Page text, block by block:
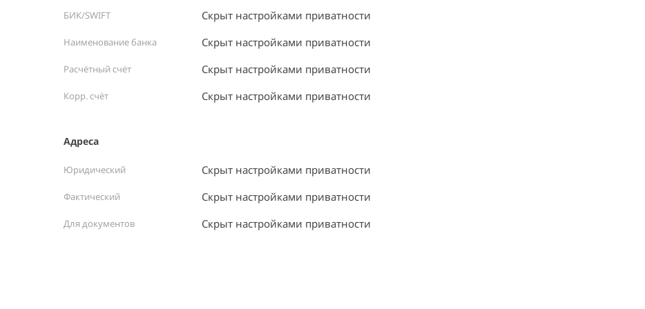
БИК/SWIFT Скрыт настройками приватности
Наименование банка Скрыт настройками приватности
Расчётный счёт Скрыт настройками приватности
Корр. счёт Скрыт настройками приватности
Адреса
Юридический Скрыт настройками приватности
Фактический Скрыт настройками приватности
Для документов Скрыт настройками приватности